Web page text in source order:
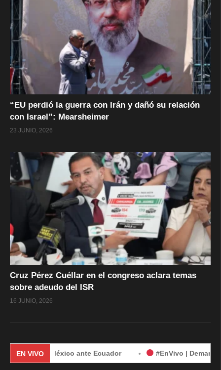
“EU perdió la guerra con Irán y dañó su relación
con Israel”: Mearsheimer
23 JUNIO, 2026
Cruz Pérez Cuéllar en el congreso aclara temas
sobre adeudo del ISR
16 JUNIO, 2026
EN VIVO
de México ante Ecuador #EnVivo | Demanda de